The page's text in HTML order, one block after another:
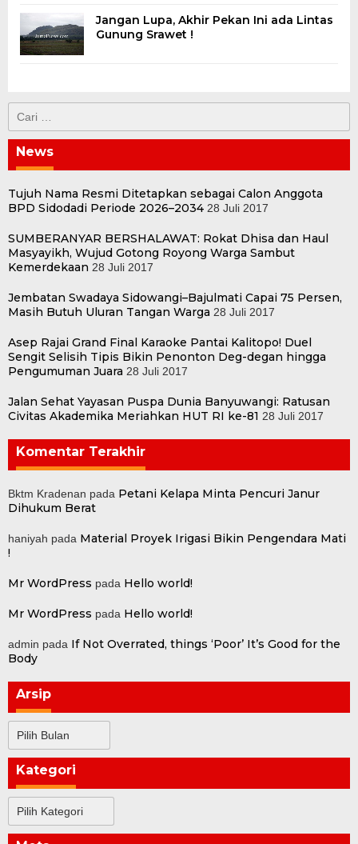
Jangan Lupa, Akhir Pekan Ini ada Lintas
Gunung Srawet !
untuk:
News
Tujuh Nama Resmi Ditetapkan sebagai Calon Anggota
BPD Sidodadi Periode 2026–2034 28 Juli 2017
SUMBERANYAR BERSHALAWAT: Rokat Dhisa dan Haul
Masyayikh, Wujud Gotong Royong Warga Sambut
Kemerdekaan 28 Juli 2017
Jembatan Swadaya Sidowangi–Bajulmati Capai 75 Persen,
Masih Butuh Uluran Tangan Warga 28 Juli 2017
Asep Rajai Grand Final Karaoke Pantai Kalitopo! Duel
Sengit Selisih Tipis Bikin Penonton Deg-degan hingga
Pengumuman Juara 28 Juli 2017
Jalan Sehat Yayasan Puspa Dunia Banyuwangi: Ratusan
Civitas Akademika Meriahkan HUT RI ke-81 28 Juli 2017
Komentar Terakhir
Bktm Kradenan pada Petani Kelapa Minta Pencuri Janur
Dihukum Berat
haniyah pada Material Proyek Irigasi Bikin Pengendara Mati
!
Mr WordPress pada Hello world!
Mr WordPress pada Hello world!
admin pada If Not Overrated, things ‘Poor’ It’s Good for the
Body
Arsip
Kategori